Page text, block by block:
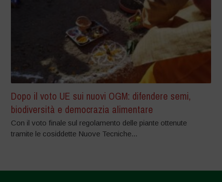
Dopo il voto UE sui nuovi OGM: difendere semi,
biodiversità e democrazia alimentare
Con il voto finale sul regolamento delle piante ottenute
tramite le cosiddette Nuove Tecniche...